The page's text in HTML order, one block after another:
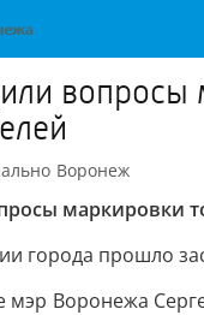
вопросы
Воронеж
маркировки
города прошло
мэр Воронежа